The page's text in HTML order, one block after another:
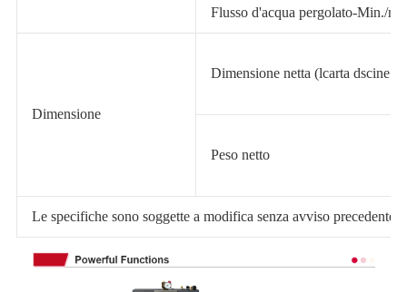
Flusso d'acqua pergolato-Min./
Dimensione
Dimensione netta (lcarta dscine h)
Peso netto
Le specifiche sono soggette a modifica senza avviso